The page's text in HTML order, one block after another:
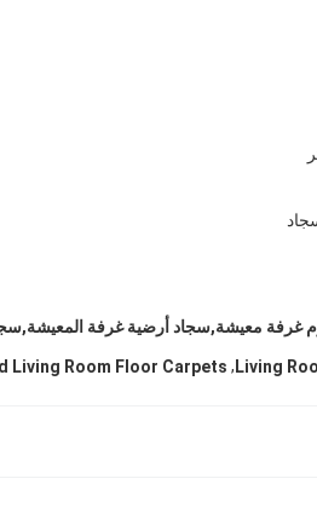
غرفة معيشة,سجاد أرضية غرفة
Living
,
Living Room Floor Carpets